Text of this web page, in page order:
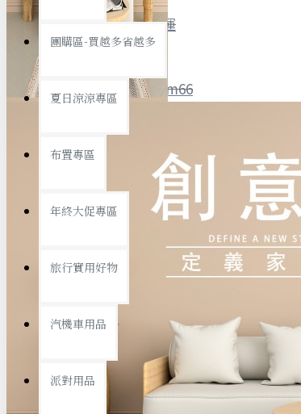
全館限時滿799免運
聯絡我們 ID : @ym66
優惠活動 最新活動
旅行收納
汽機車用品
查看更多
團購區-買越多省越多
夏日涼涼專區
布置專區
年終大促專區
旅行實用好物
汽機車用品
派對用品